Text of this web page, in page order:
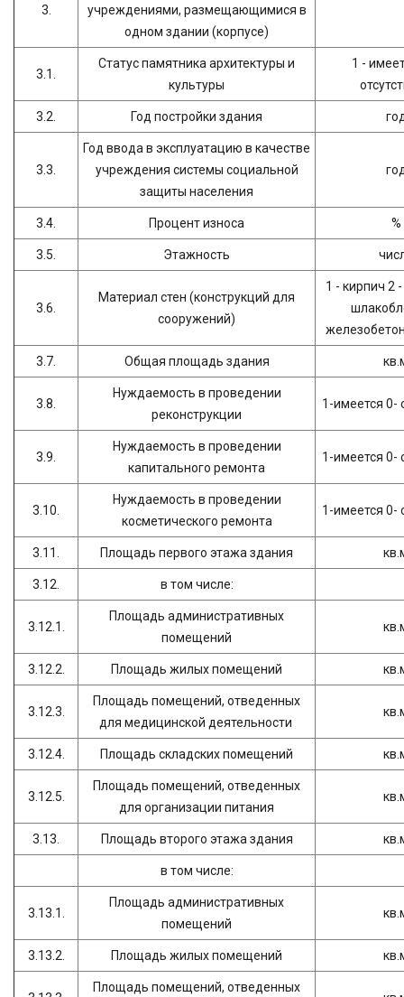
3.
учреждениями, размещающимися в
одном здании (корпусе)
3.1.
Статус памятника архитектуры и
культуры
1 -
3.2. Год постройки здания
3.3.
Год ввода в эксплуатацию в качестве
учреждения системы социальной
защиты населения
3.4. Процент износа %
3.5. Этажность
3.6.
Материал стен (конструкций для
сооружений)
1 - кирпич 2
3.7. Общая площадь здания
3.8.
Нуждаемость в проведении
реконструкции
1-имеется 0-
3.9.
Нуждаемость в проведении
капитального ремонта
1-имеется 0-
3.10.
Нуждаемость в проведении
косметического ремонта
1-имеется 0-
3.11. Площадь первого этажа здания
3.12. в том числе:
3.12.1.
Площадь административных
помещений
3.12.2. Площадь жилых помещений
3.12.3.
Площадь помещений, отведенных
для медицинской деятельности
3.12.4. Площадь складских помещений
3.12.5.
Площадь помещений, отведенных
для организации питания
3.13. Площадь второго этажа здания
в том числе:
3.13.1.
Площадь административных
помещений
3.13.2. Площадь жилых помещений
Площадь помещений, отведенных